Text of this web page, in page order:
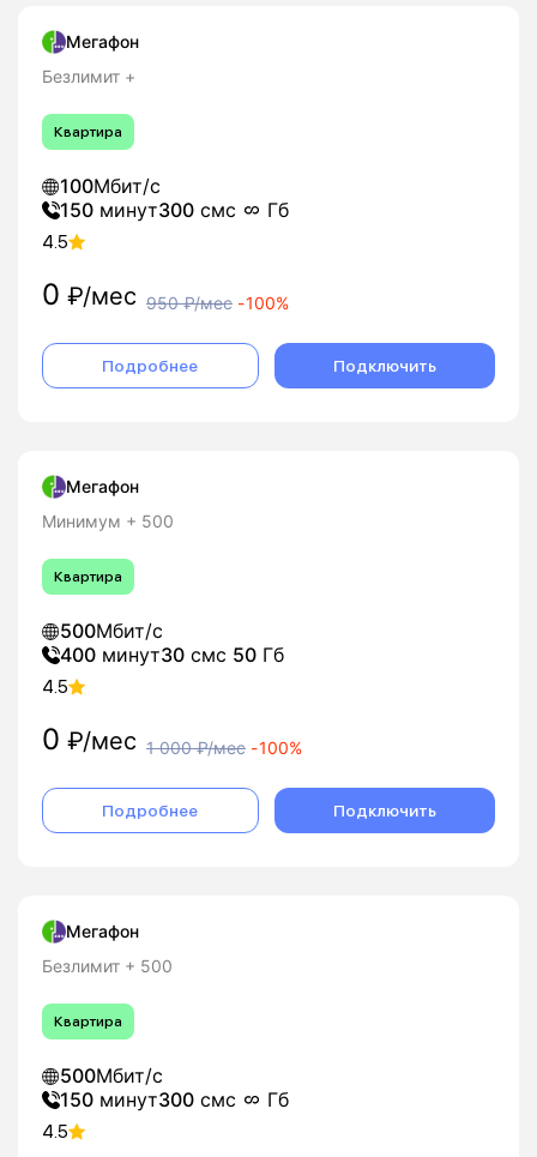
Мегафон
Безлимит +
Квартира
100Мбит/с
150 минут300 смс Гб
4.5
0 ₽/мес 950₽/мес -100%
Подробнее Подключить
Мегафон
Минимум + 500
Квартира
500Мбит/с
400 минут30 смс 50 Гб
4.5
0 ₽/мес 1 000₽/мес -100%
Подробнее Подключить
Мегафон
Безлимит + 500
Квартира
500Мбит/с
150 минут300 смс Гб
4.5